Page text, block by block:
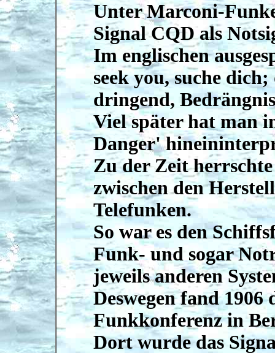
Unter Marconi-
Signal CQD als
Im englischen
seek you, suche
dringend,
Viel später hat man
Danger'
Zu der Zeit
zwischen den
Telefunken.
So war es den
Funk- und sogar
jeweils anderen
Deswegen fand
Funkkonferenz in
Dort wurde das